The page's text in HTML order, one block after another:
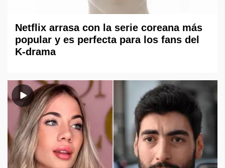
Netflix arrasa con la serie coreana más
popular y es perfecta para los fans del
K-drama